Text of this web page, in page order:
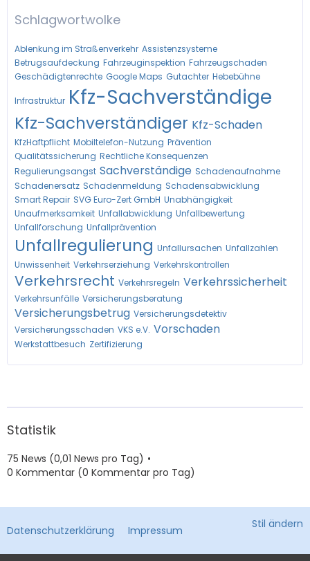
Schlagwortwolke
Ablenkung im Straßenverkehr Assistenzsysteme
Betrugsaufdeckung Fahrzeuginspektion Fahrzeugschaden
Geschädigtenrechte Google Maps Gutachter Hebebühne
Infrastruktur Kfz-Sachverständige
Kfz-Sachverständiger Kfz-Schaden
KfzHaftpflicht Mobiltelefon-Nutzung Prävention
Qualitätssicherung Rechtliche Konsequenzen
Regulierungsangst Sachverständige Schadenaufnahme
Schadenersatz Schadenmeldung Schadensabwicklung
Smart Repair SVG Euro-Zert GmbH Unabhängigkeit
Unaufmerksamkeit Unfallabwicklung Unfallbewertung
Unfallforschung Unfallprävention
Unfallregulierung Unfallursachen Unfallzahlen
Unwissenheit Verkehrserziehung Verkehrskontrollen
Verkehrsrecht Verkehrsregeln Verkehrssicherheit
Verkehrsunfälle Versicherungsberatung
Versicherungsbetrug Versicherungsdetektiv
Versicherungsschaden VKS e.V. Vorschaden
Werkstattbesuch Zertifizierung
Statistik
75 News (0,01 News pro Tag)
0 Kommentar (0 Kommentar pro Tag)
Stil ändern
Datenschutzerklärung Impressum